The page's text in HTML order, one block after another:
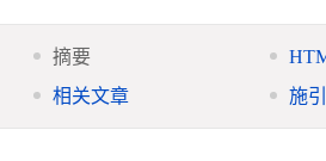
摘要
相关文章
施